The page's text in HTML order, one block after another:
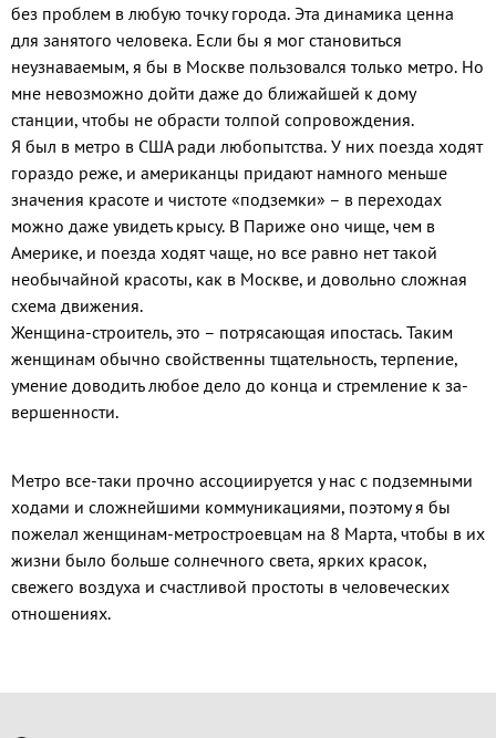
без проблем в любую точку города. Эта динамика ценна
для занятого человека. Если бы я мог становиться
неузнаваемым, я бы в Москве пользовался только метро. Но
мне невозможно дойти даже до ближайшей к дому
станции, чтобы не обрасти толпой сопрово­ждения.
Я был в метро в США ради лю­бопытства. У них поезда ходят
го­раздо реже, и американцы придают намного меньше
значения красоте и чистоте «подземки» – в пере­ходах
можно даже увидеть крысу. В Париже оно чище, чем в
Америке, и поезда ходят чаще, но все равно нет такой
необычайной красоты, как в Москве, и довольно сложная
схема движения.
Женщина-строитель, это – потря­сающая ипостась. Таким
женщинам обычно свойственны тщательность, терпение,
умение доводить любое дело до конца и стремление к за­
вершенности.
Метро все-таки прочно ассоци­ируется у нас с подземными
ходами и сложнейшими коммуникациями, поэтому я бы
пожелал женщинам-метростроевцам на 8 Марта, чтобы в их
жизни было больше солнечного света, ярких красок,
свежего воздуха и счастливой простоты в человече­ских
отношениях.